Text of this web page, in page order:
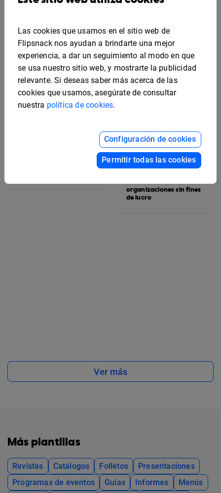
organizaciones sin fines
de lucro
Ver más
Más plantillas
Revistas Catálogos Folletos
Presentaciones
Programas de eventos
Guías Informes
Menús
Las cookies que usamos en el sitio web de
Flipsnack nos ayudan a brindarte una mejor
experiencia, a dar un seguimiento al modo en que
se usa nuestro sitio web, y mostrarte la publicidad
relevante. Si deseas saber más acerca de las
cookies que usamos, asegúrate de consultar
nuestra política de cookies.
Configuración de cookies
Permitir todas las cookies